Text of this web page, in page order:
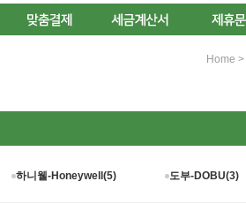
Home >
하니웰-Honeywell(5) 도부-DOBU(3)